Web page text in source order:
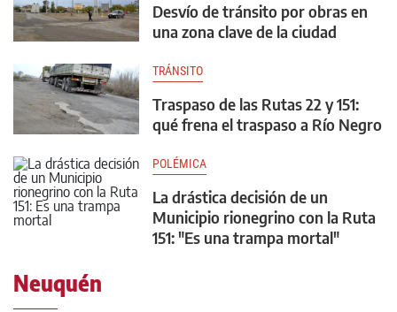
Desvío de tránsito por obras en
una zona clave de la ciudad
TRÁNSITO
Traspaso de las Rutas 22 y 151:
qué frena el traspaso a Río Negro
POLÉMICA
La drástica decisión de un
Municipio rionegrino con la Ruta
151: "Es una trampa mortal"
Neuquén